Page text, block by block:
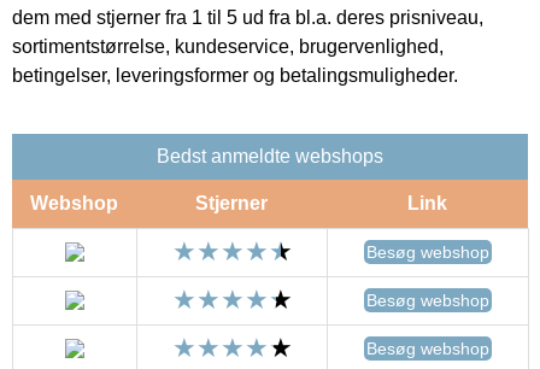
dem med stjerner fra 1 til 5 ud fra bl.a. deres prisniveau,
sortimentstørrelse, kundeservice, brugervenlighed,
betingelser, leveringsformer og betalingsmuligheder.
Bedst anmeldte webshops
Webshop Stjerner Link
Besøg webshop
Besøg webshop
Besøg webshop